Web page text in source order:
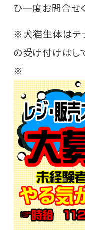
ひ一度お問合せ
※犬猫生体はテ
の受け付けはし
※